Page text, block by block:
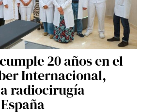
20 años en el
Internacional,
radiocirugía